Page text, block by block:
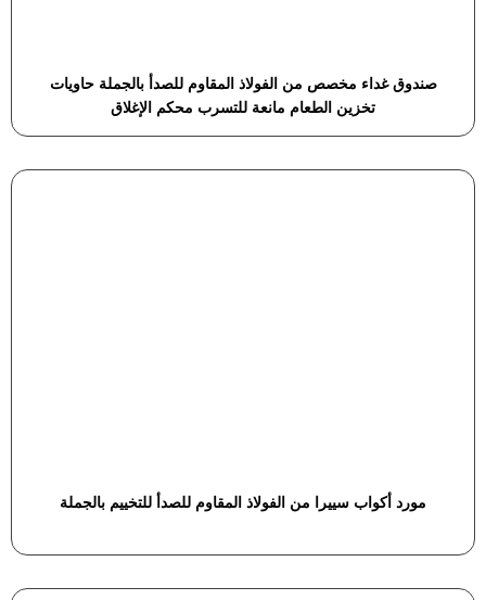
صندوق غداء مخصص من الفولاذ المقاوم للصدأ بالجملة حاويات
تخزين الطعام مانعة للتسرب محكم الإغلاق
مورد أكواب سييرا من الفولاذ المقاوم للصدأ للتخييم بالجملة